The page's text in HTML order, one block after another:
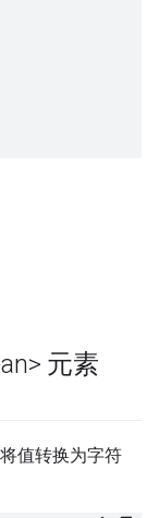
元素
值转换为字符